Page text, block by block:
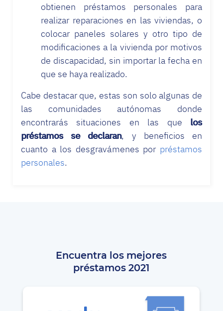
obtienen préstamos personales para
realizar reparaciones en las viviendas, o
colocar paneles solares y otro tipo de
modificaciones a la vivienda por motivos
de discapacidad, sin importar la fecha en
que se haya realizado.
Cabe destacar que, estas son solo algunas de
las comunidades autónomas donde
encontrarás situaciones en las que los
préstamos se declaran, y beneficios en
cuanto a los desgravámenes por préstamos
personales.
Encuentra los mejores
préstamos 2021